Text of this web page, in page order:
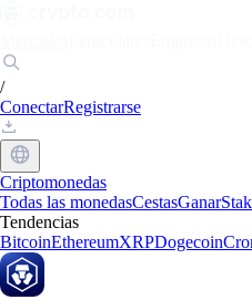
/
ConectarRegistrarse
Criptomonedas
Todas las monedasCestasGanar
Tendencias
BitcoinEthereumXRPDogecoin